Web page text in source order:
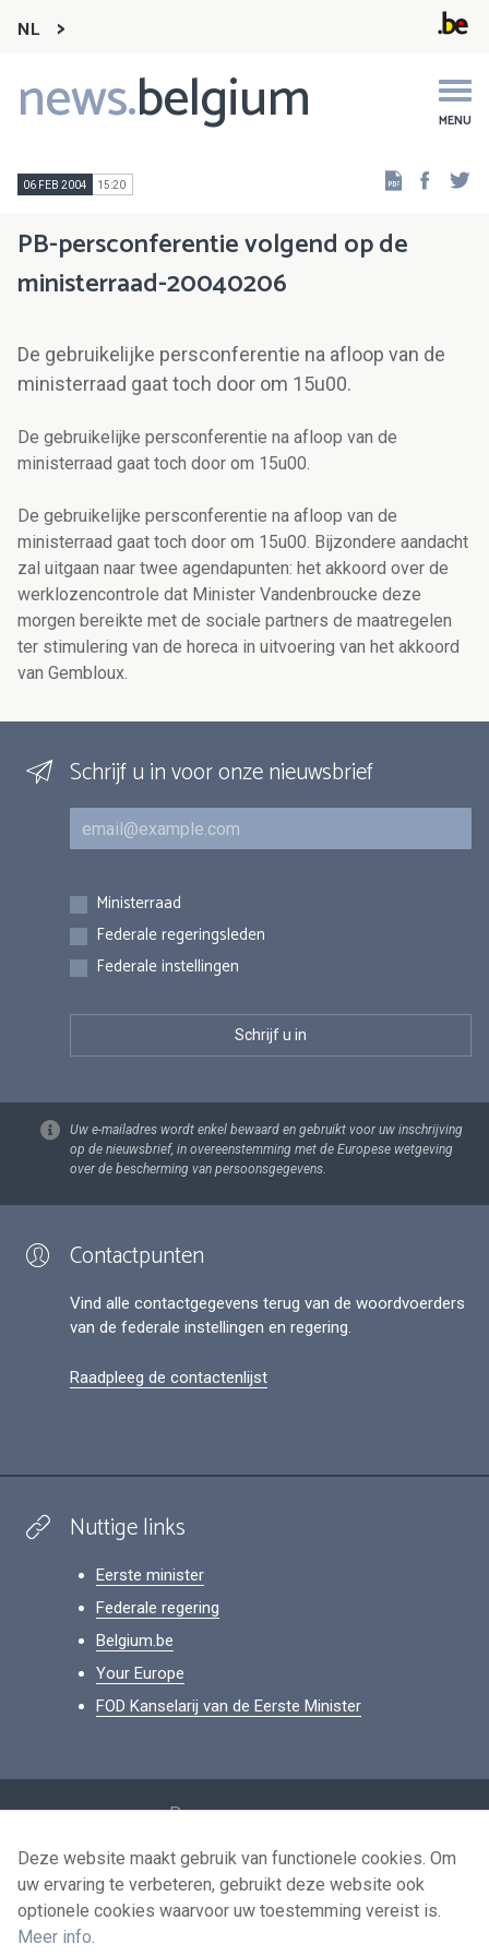
NL
news.belgium MENU
Main
navigation
06 FEB 2004 15:20
PB-persconferentie volgend op de
ministerraad-20040206
De gebruikelijke persconferentie na afloop van de
ministerraad gaat toch door om 15u00.
De gebruikelijke persconferentie na afloop van de
ministerraad gaat toch door om 15u00.
De gebruikelijke persconferentie na afloop van de
ministerraad gaat toch door om 15u00. Bijzondere aandacht
zal uitgaan naar twee agendapunten: het akkoord over de
werklozencontrole dat Minister Vandenbroucke deze
morgen bereikte met de sociale partners de maatregelen
ter stimulering van de horeca in uitvoering van het akkoord
van Gembloux.
Schrijf u in voor onze nieuwsbrief
E-mail
Inschrijvingen
Ministerraad
Federale regeringsleden
Federale instellingen
Uw e-mailadres wordt enkel bewaard en gebruikt voor uw inschrijving
op de nieuwsbrief, in overeenstemming met de Europese wetgeving
over de bescherming van persoonsgegevens.
Contactpunten
Vind alle contactgegevens terug van de woordvoerders
van de federale instellingen en regering.
Raadpleeg de contactenlijst
Nuttige links
Eerste minister
Federale regering
Belgium.be
Your Europe
FOD Kanselarij van de Eerste Minister
Persoonsgegevens
Voorwaarden voor het hergebruik
Contacteer ons
Deze website maakt gebruik van functionele cookies. Om
uw ervaring te verbeteren, gebruikt deze website ook
optionele cookies waarvoor uw toestemming vereist is.
Meer info.